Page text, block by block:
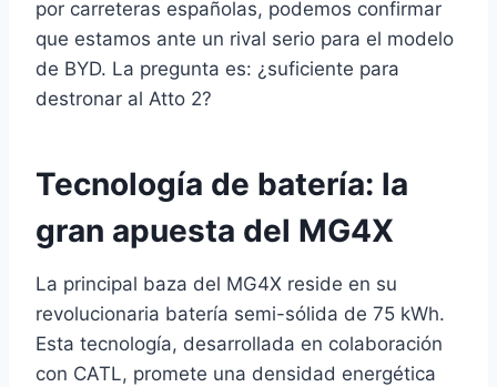
por carreteras españolas, podemos confirmar
que estamos ante un rival serio para el modelo
de BYD. La pregunta es: ¿suficiente para
destronar al Atto 2?
Tecnología de batería: la
gran apuesta del MG4X
La principal baza del MG4X reside en su
revolucionaria batería semi-sólida de 75 kWh.
Esta tecnología, desarrollada en colaboración
con CATL, promete una densidad energética